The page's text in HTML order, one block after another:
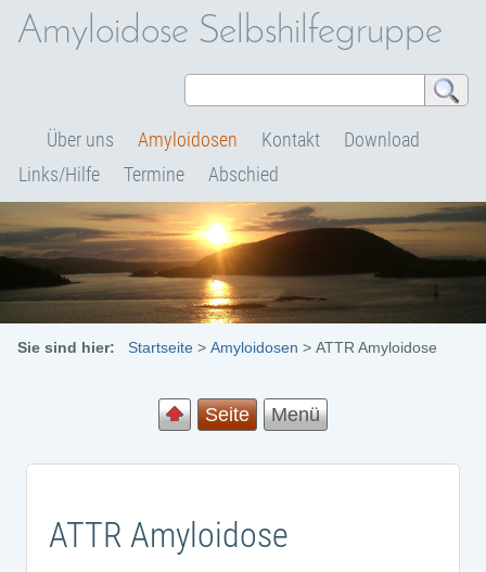
Amyloidose Selbshilfegruppe
Über uns Amyloidosen Kontakt
Download
Links/Hilfe
Termine Abschied
Sie sind hier: Startseite > Amyloidosen > ATTR Amyloidose
Seite Menü
ATTR Amyloidose